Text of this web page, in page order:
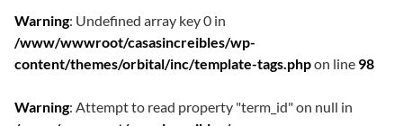
Warning: Undefined array key 0 in
/www/wwwroot/casasincreibles/wp-
content/themes/orbital/inc/template-tags.phpon line 98
Warning: Attempt to read property "term_id" on null in